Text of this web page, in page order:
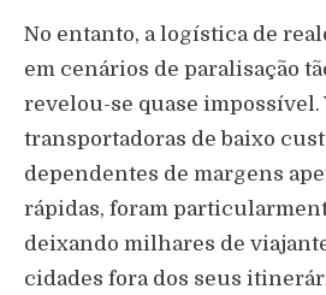
No entanto, a logística de
em cenários de paralisação
revelou-se quase impossível.
transportadoras de baixo
dependentes de margens
rápidas, foram
deixando milhares de
cidades fora dos seus